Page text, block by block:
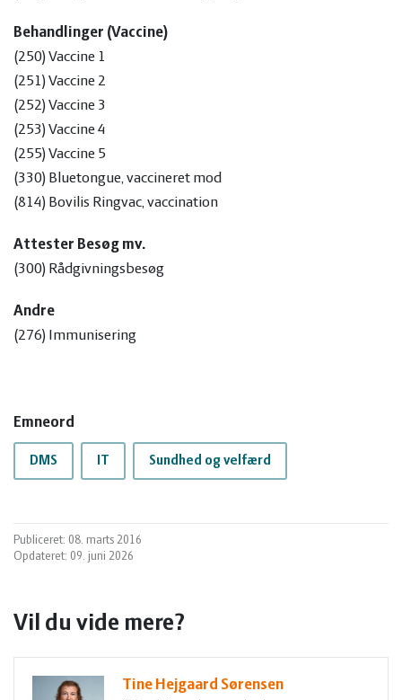
Behandlinger (Vaccine)
(250) Vaccine 1
(251) Vaccine 2
(252) Vaccine 3
(253) Vaccine 4
(255) Vaccine 5
(330) Bluetongue, vaccineret mod
(814) Bovilis Ringvac, vaccination
Attester Besøg mv.
(300) Rådgivningsbesøg
Andre
(276) Immunisering
Emneord
DMS IT Sundhed og velfærd
Publiceret: 08. marts 2016
Opdateret: 09. juni 2026
Vil du vide mere?
Tine Hejgaard Sørensen